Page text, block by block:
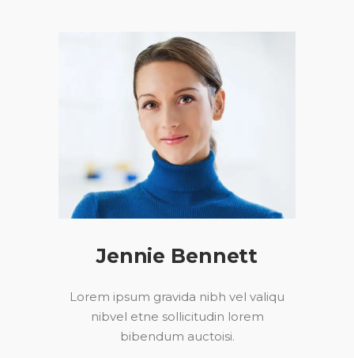
Jennie Bennett
Lorem ipsum gravida nibh vel valiqu
nibvel etne sollicitudin lorem
bibendum auctoisi.